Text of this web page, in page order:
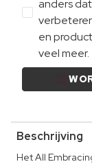
anders
en
veel meer.
Beschrijving
Het All